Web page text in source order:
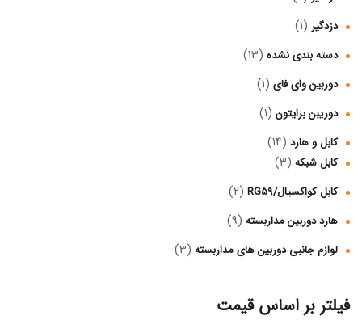
دزدگیر (1)
دسته بندی نشده (13)
دوربین وای فای (1)
دوریبن برایتون (1)
کابل و هارد (14)
کابل شبکه (3)
کابل کواکسیال/RG59 (2)
هارد دوربین مداربسته (9)
لوازم جانبی دوربین‌ های مداربسته (3)
فیلتر بر اساس قیمت